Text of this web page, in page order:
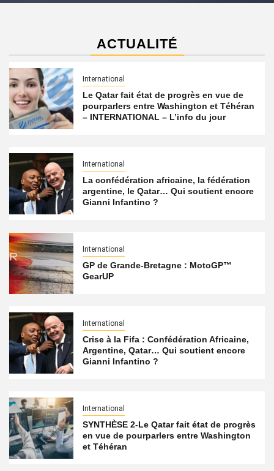
ACTUALITÉ
International
Le Qatar fait état de progrès en vue de
pourparlers entre Washington et Téhéran
– INTERNATIONAL – L’info du jour
International
La confédération africaine, la fédération
argentine, le Qatar… Qui soutient encore
Gianni Infantino ?
International
GP de Grande-Bretagne : MotoGP™
GearUP
International
Crise à la Fifa : Confédération Africaine,
Argentine, Qatar… Qui soutient encore
Gianni Infantino ?
International
SYNTHÈSE 2-Le Qatar fait état de progrès
en vue de pourparlers entre Washington
et Téhéran